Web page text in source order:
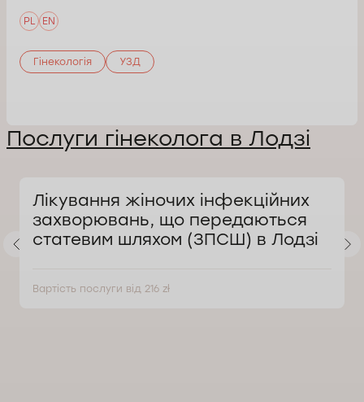
PL EN
Гінекологія УЗД
Послуги гінеколога в Лодзі
Лікування жіночих інфекційних
захворювань, що передаються
статевим шляхом (ЗПСШ) в Лодзі
Вартість послуги від 216 zł